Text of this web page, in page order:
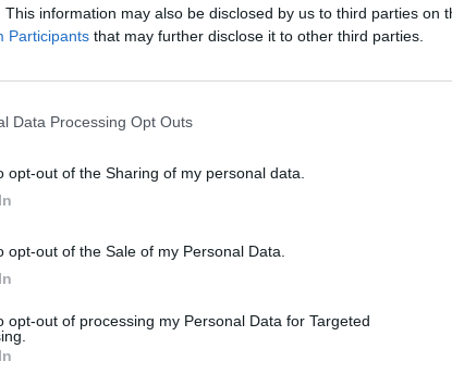
This information may also be disclosed by us to third parties on
Participants that may further disclose it to other third parties.
Data Processing Opt Outs
opt-out of the Sharing of my personal data.
opt-out of the Sale of my Personal Data.
opt-out of processing my Personal Data for Targeted
tempo, gioca una gran parte finale del primo
ripresa, dove diventa il pericolo numero uno per la
fatica molto nel primo tempo. Meglio nella ripresa,
grande la sua verticalizzazione per Scepovic
dal numero 21 nasce l'azione che porta allo 0-1
sempre ai margini, senza mai trovare la giusta
5
45' di gioco. Al 65' ha la palla per riscattarsi, ma
Iraizoz in maniera imperdonabile. La sconfitta del